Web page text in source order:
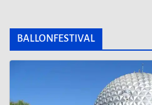
BALLONFESTIVAL